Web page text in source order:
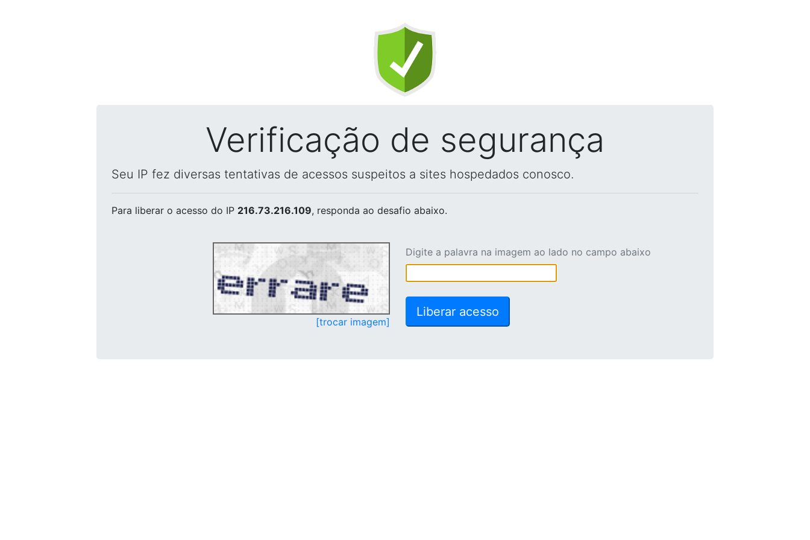
Verificação de segurança
Seu IP fez diversas tentativas de acessos suspeitos a sites hospedados conosco.
Para liberar o acesso do IP 216.73.216.109, responda ao desafio abaixo.
[trocar imagem]
Digite a palavra na imagem ao lado no campo abaixo